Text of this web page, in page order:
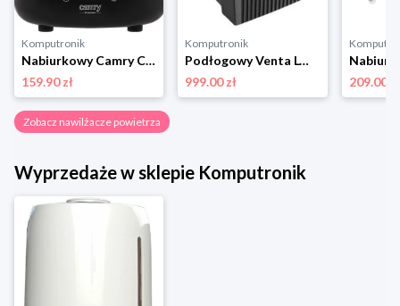
Komputronik
Nabiurkowy Camry CR 7973b czarny
159.90 zł
Komputronik
Podłogowy Venta LW25 Original antracyt
999.00 zł
209.00 zł
Zobacz nawilżacze powietrza
Wyprzedaże w sklepie Komputronik